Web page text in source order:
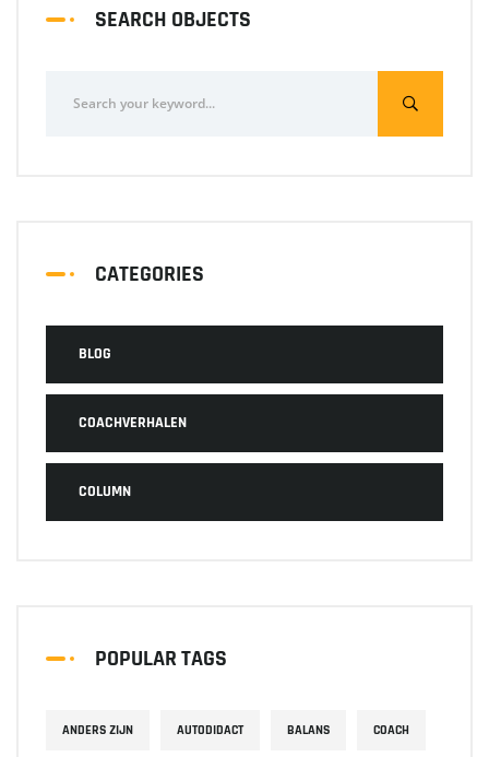
SEARCH OBJECTS
CATEGORIES
BLOG
COACHVERHALEN
COLUMN
POPULAR TAGS
ANDERS ZIJN AUTODIDACT BALANS COACH